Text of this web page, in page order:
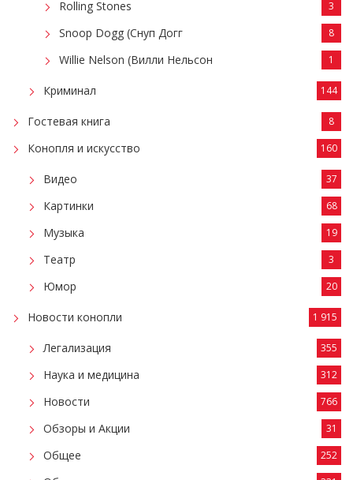
Rolling Stones 3
Snoop Dogg (Снуп Догг 8
Willie Nelson (Вилли Нельсон 1
Криминал 144
Гостевая книга 8
Конопля и искусство 160
Видео 37
Картинки 68
Музыка 19
Театр 3
Юмор 20
Новости конопли 1 915
Легализация 355
Наука и медицина 312
Новости 766
Обзоры и Акции 31
Общее 252